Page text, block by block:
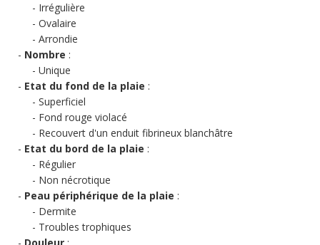
Irrégulière
Ovalaire
Arrondie
Nombre :
Unique
Etat du fond de la plaie :
Superficiel
Fond rouge violacé
Recouvert d'un enduit fibrineux blanchâtre
Etat du bord de la plaie :
Régulier
Non nécrotique
Peau périphérique de la plaie :
Dermite
Troubles trophiques